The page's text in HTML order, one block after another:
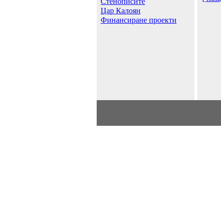
Цар Калоян
Финансиране проекти